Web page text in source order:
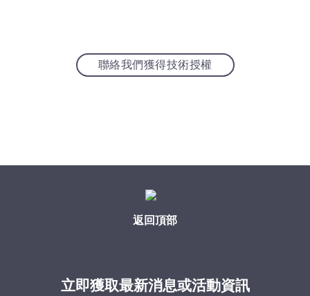
聯絡我們獲得技術授權
返回頂部
立即獲取最新消息或活動資訊